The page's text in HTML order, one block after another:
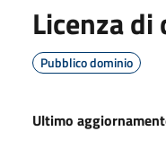
Licenza
Pubblico dominio
Ultimo